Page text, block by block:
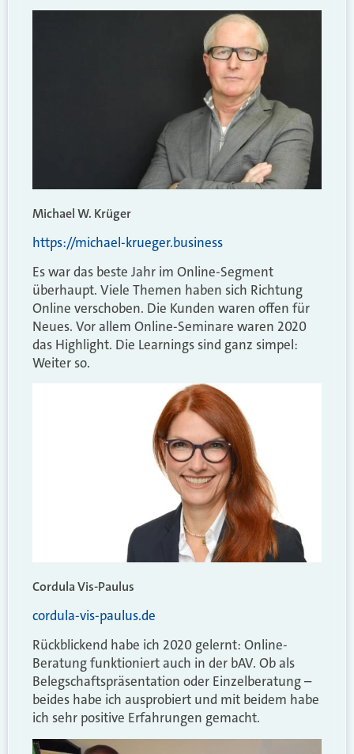
Michael W. Krüger
https://michael-krueger.business
Es war das beste Jahr im Online-Segment
überhaupt. Viele Themen haben sich Richtung
Online verschoben. Die Kunden waren offen für
Neues. Vor allem Online-Seminare waren 2020
das Highlight. Die Learnings sind ganz simpel:
Weiter so.
Cordula Vis-Paulus
cordula-vis-paulus.de
Rückblickend habe ich 2020 gelernt: Online-
Beratung funktioniert auch in der bAV. Ob als
Belegschaftspräsentation oder Einzelberatung –
beides habe ich ausprobiert und mit beidem habe
ich sehr positive Erfahrungen gemacht.